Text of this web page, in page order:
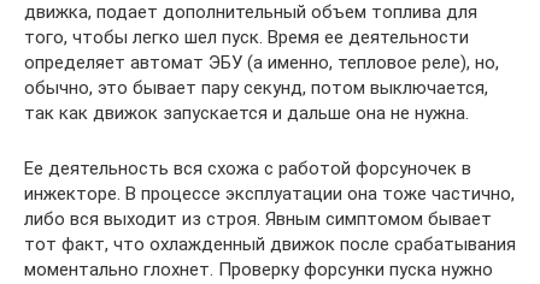
движка, подает дополнительный объем топлива для
того, чтобы легко шел пуск. Время ее деятельности
определяет автомат ЭБУ (а именно, тепловое реле), но,
обычно, это бывает пару секунд, потом выключается,
так как движок запускается и дальше она не нужна.
Ее деятельность вся схожа с работой форсуночек в
инжекторе. В процессе эксплуатации она тоже частично,
либо вся выходит из строя. Явным симптомом бывает
тот факт, что охлажденный движок после срабатывания
моментально глохнет. Проверку форсунки пуска нужно